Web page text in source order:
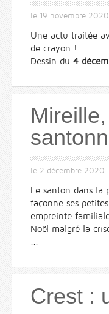
le 19 novembre 2020
Une actu traitée
de crayon !
Dessin du 4
le 2 décembre 2020.
Le santon dans la
façonne ses
empreinte
Noël malgré la
...
Crest :